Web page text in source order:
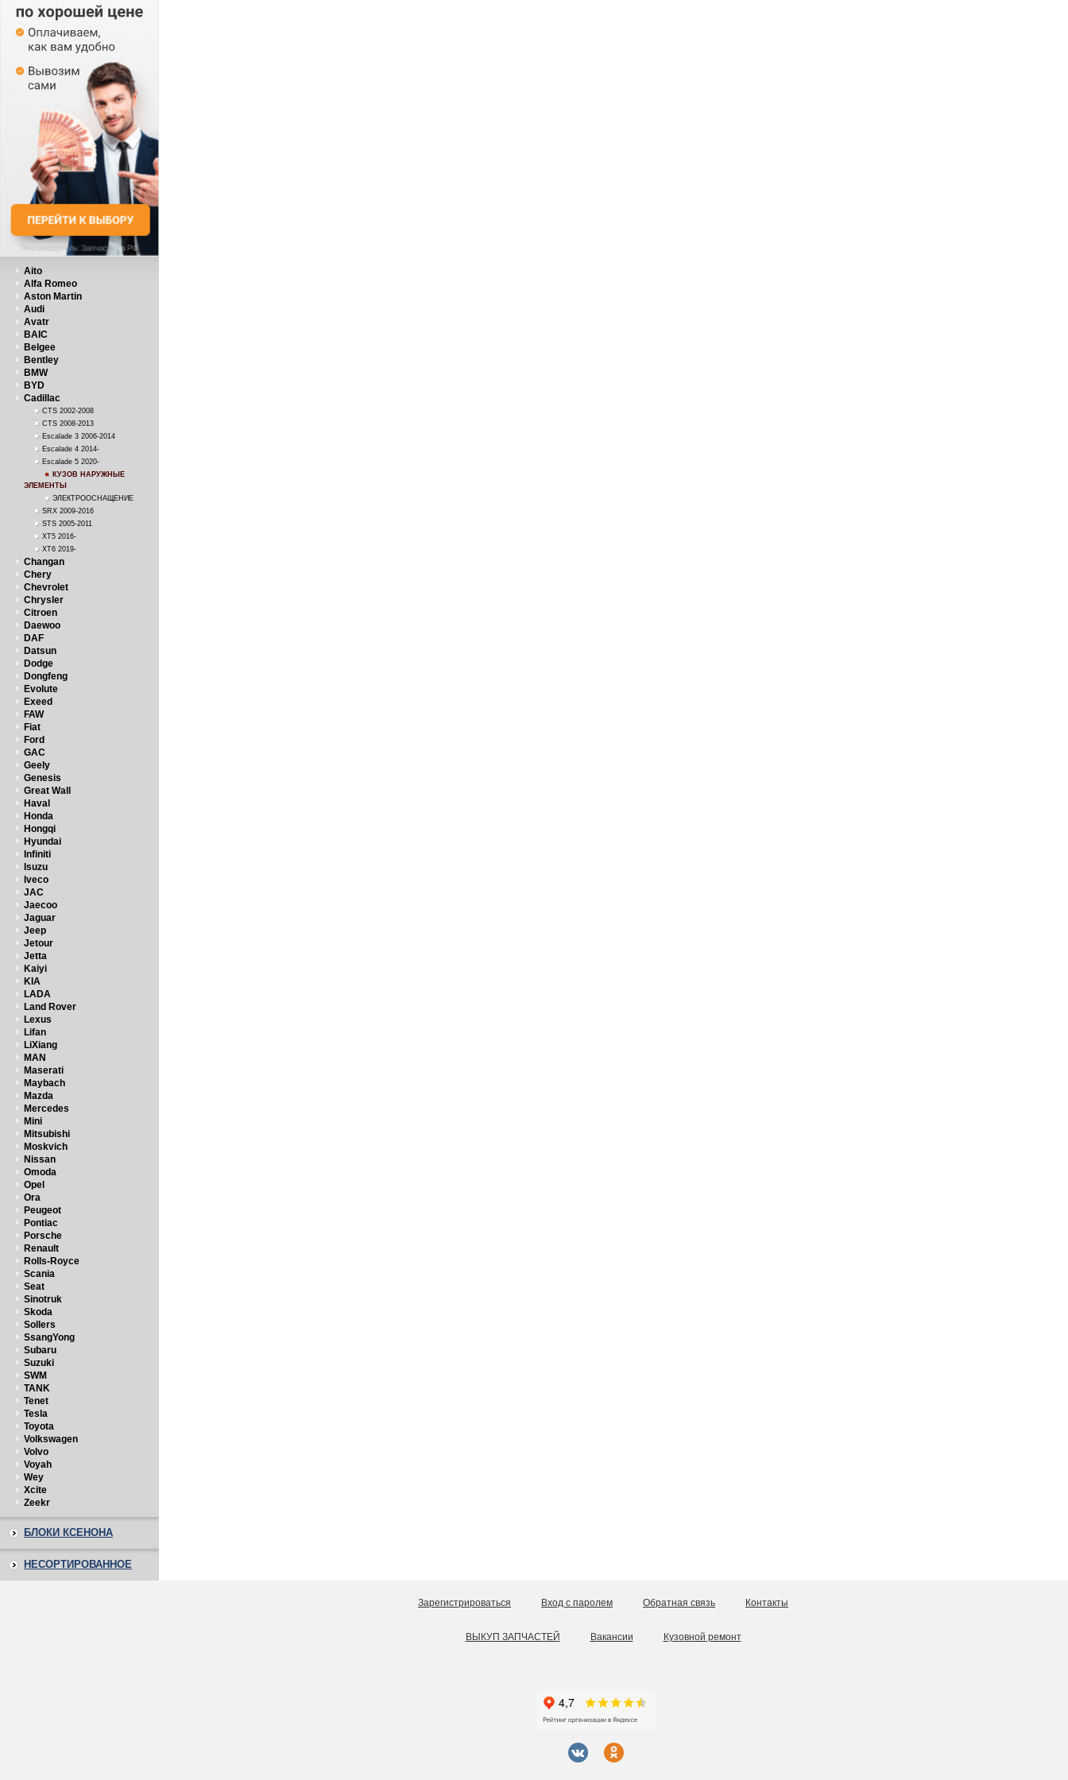
Aito
Alfa Romeo
Aston Martin
Audi
Avatr
BAIC
Belgee
Bentley
BMW
BYD
Cadillac
CTS 2002-2008
CTS 2008-2013
Escalade 3 2006-2014
Escalade 4 2014-
Escalade 5 2020-
КУЗОВ НАРУЖНЫЕ
ЭЛЕМЕНТЫ
ЭЛЕКТРООСНАЩЕНИЕ
SRX 2009-2016
STS 2005-2011
XT5 2016-
XT6 2019-
Changan
Chery
Chevrolet
Chrysler
Citroen
Daewoo
DAF
Datsun
Dodge
Dongfeng
Evolute
Exeed
FAW
Fiat
Ford
GAC
Geely
Genesis
Great Wall
Haval
Honda
Hongqi
Hyundai
Infiniti
Isuzu
Iveco
JAC
Jaecoo
Jaguar
Jeep
Jetour
Jetta
Kaiyi
KIA
LADA
Land Rover
Lexus
Lifan
LiXiang
MAN
Maserati
Maybach
Mazda
Mercedes
Mini
Mitsubishi
Moskvich
Nissan
Omoda
Opel
Ora
Peugeot
Pontiac
Porsche
Renault
Rolls-Royce
Scania
Seat
Sinotruk
Skoda
Sollers
SsangYong
Subaru
Suzuki
SWM
TANK
Tenet
Tesla
Toyota
Volkswagen
Volvo
Voyah
Wey
Xcite
Zeekr
БЛОКИ КСЕНОНА
НЕСОРТИРОВАННОЕ
Зарегистрироваться Вход с паролем Обратная связь Контакты
ВЫКУП ЗАПЧАСТЕЙ Вакансии Кузовной ремонт